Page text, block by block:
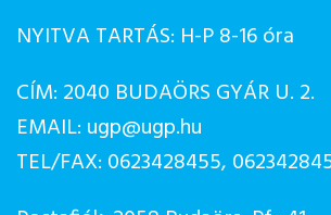
NYITVA TARTÁS: H-P 8-16 óra
CÍM: 2040 BUDAÖRS GYÁR U. 2.
EMAIL: ugp@ugp.hu
TEL/FAX: 0623428455,